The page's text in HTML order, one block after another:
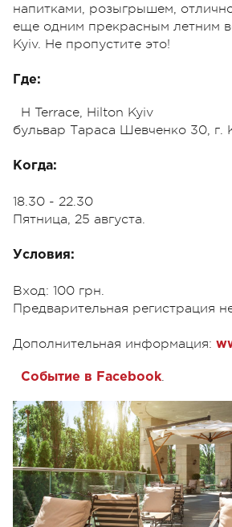
напитками, розыгрышем,
еще одним прекрасным летним
Kyiv. Не пропустите это!
Где:
H Terrace, Hilton Kyiv
бульвар Тараса Шевченко 30, г.
Когда:
18.30 - 22.30
Пятница, 25 августа.
Условия:
Вход: 100 грн.
Предварительная регистрация
Дополнительная информация:
Событие в Facebook.